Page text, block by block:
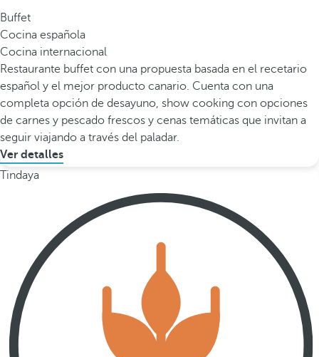
Buffet
Cocina española
Cocina internacional
Restaurante buffet con una propuesta basada en el recetario
español y el mejor producto canario. Cuenta con una
completa opción de desayuno, show cooking con opciones
de carnes y pescado frescos y cenas temáticas que invitan a
seguir viajando a través del paladar.
Ver detalles
Tindaya